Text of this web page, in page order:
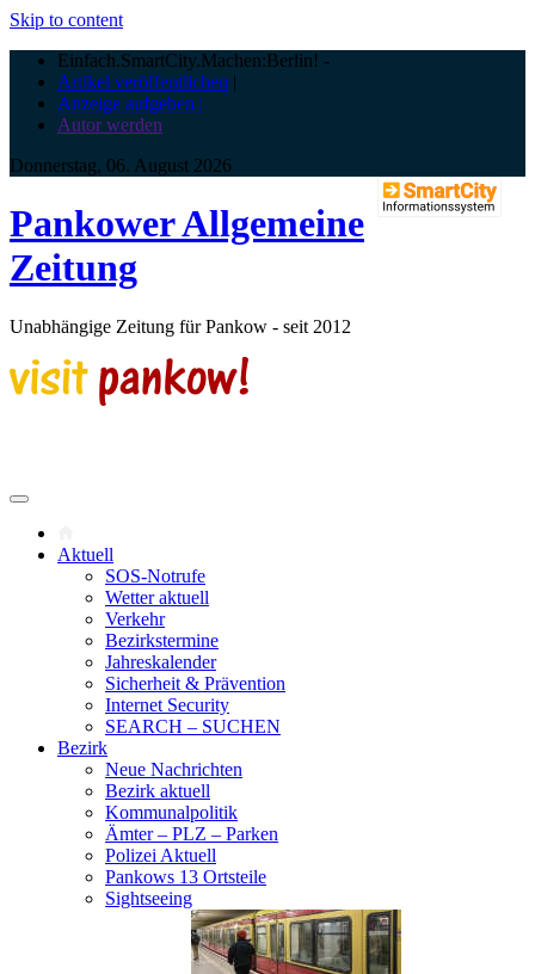
Skip to content
Einfach.SmartCity.Machen:Berlin! -
Artikel veröffentlichen |
Anzeige aufgeben |
Autor werden
Donnerstag, 06. August 2026
Pankower Allgemeine
Zeitung
Unabhängige Zeitung für Pankow - seit 2012
Aktuell
SOS-Notrufe
Wetter aktuell
Verkehr
Bezirkstermine
Jahreskalender
Sicherheit & Prävention
Internet Security
SEARCH – SUCHEN
Bezirk
Neue Nachrichten
Bezirk aktuell
Kommunalpolitik
Ämter – PLZ – Parken
Polizei Aktuell
Pankows 13 Ortsteile
Sightseeing